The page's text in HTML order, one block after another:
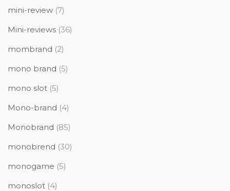
mini-review (7)
Mini-reviews (36)
mombrand (2)
mono brand (5)
mono slot (5)
Mono-brand (4)
Monobrand (85)
monobrend (30)
monogame (5)
monoslot (4)